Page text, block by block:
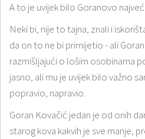
A to je uvijek bilo Goranovo
Neki bi, nije to tajna, znali i
da on to ne bi primijetio - ali
razmišljajući o lošim osobinama
jasno, ali mu je uvijek bilo važno
popravio, napravio.
Goran Kovačić jedan je od onih
starog kova kakvih je sve manje,